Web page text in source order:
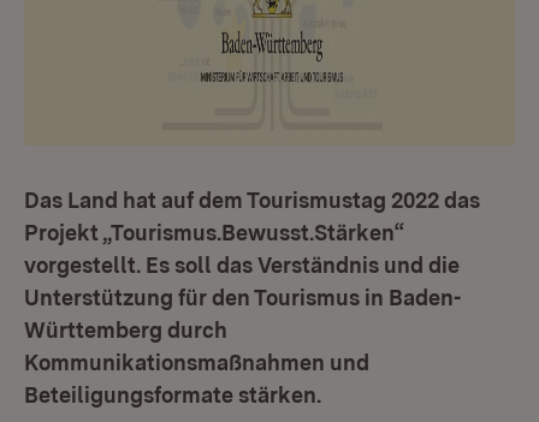
Das Land hat auf dem Tourismustag 2022 das
Projekt „Tourismus.Bewusst.Stärken“
vorgestellt. Es soll das Verständnis und die
Unterstützung für den Tourismus in Baden-
Württemberg durch
Kommunikationsmaßnahmen und
Beteiligungsformate stärken.